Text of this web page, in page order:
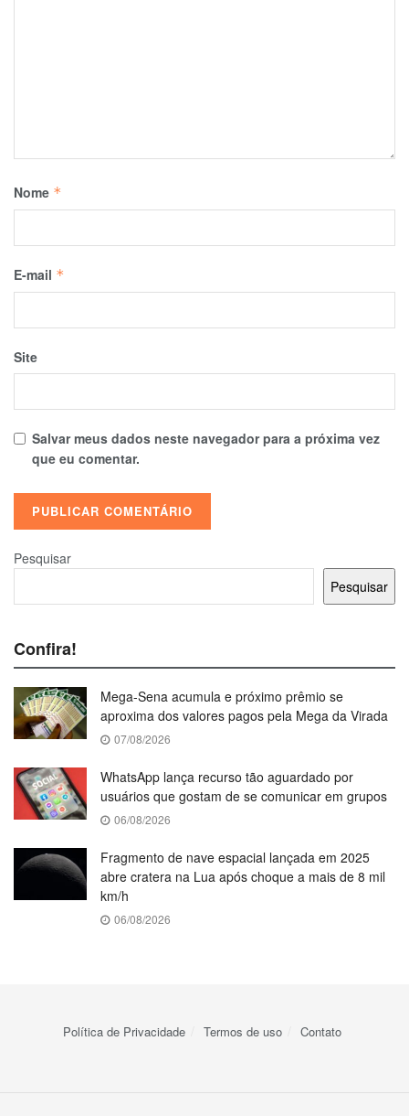
Nome *
E-mail *
Site
Salvar meus dados neste navegador para a próxima vez
que eu comentar.
Pesquisar
Pesquisar
Confira!
Mega-Sena acumula e próximo prêmio se
aproxima dos valores pagos pela Mega da Virada
07/08/2026
WhatsApp lança recurso tão aguardado por
usuários que gostam de se comunicar em grupos
06/08/2026
Fragmento de nave espacial lançada em 2025
abre cratera na Lua após choque a mais de 8 mil
km/h
06/08/2026
Política de Privacidade Termos de uso Contato